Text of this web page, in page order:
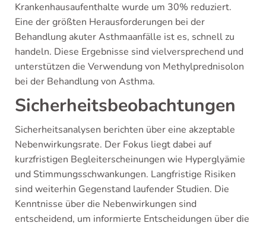
Krankenhausaufenthalte wurde um 30% reduziert.
Eine der größten Herausforderungen bei der
Behandlung akuter Asthmaanfälle ist es, schnell zu
handeln. Diese Ergebnisse sind vielversprechend und
unterstützen die Verwendung von Methylprednisolon
bei der Behandlung von Asthma.
Sicherheitsbeobachtungen
Sicherheitsanalysen berichten über eine akzeptable
Nebenwirkungsrate. Der Fokus liegt dabei auf
kurzfristigen Begleiterscheinungen wie Hyperglyämie
und Stimmungsschwankungen. Langfristige Risiken
sind weiterhin Gegenstand laufender Studien. Die
Kenntnisse über die Nebenwirkungen sind
entscheidend, um informierte Entscheidungen über die